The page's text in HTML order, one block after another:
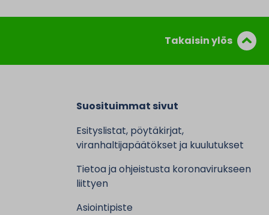
Takaisin ylös
Suosituimmat sivut
Esityslistat, pöytäkirjat,
viranhaltijapäätökset ja kuulutukset
Tietoa ja ohjeistusta koronavirukseen
liittyen
Asiointipiste